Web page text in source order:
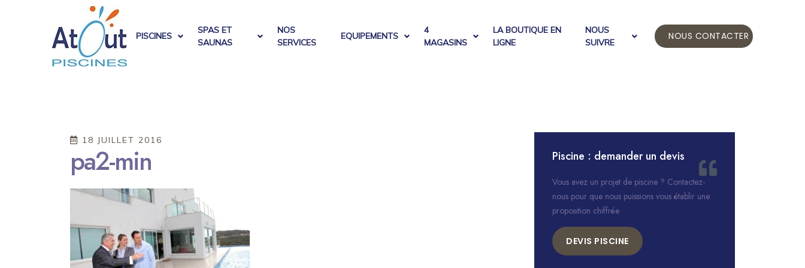
PISCINES
SPAS ET
SAUNAS
NOS
SERVICES
EQUIPEMENTS
4
MAGASINS
LA BOUTIQUE EN
LIGNE
NOUS
SUIVRE
NOUS CONTACTER
18 JUILLET 2016
pa2-min Piscine : demander un devis
Vous avez un projet de piscine ? Contactez-
nous pour que nous puissions vous établir une
proposition chiffrée
DEVIS PISCINE